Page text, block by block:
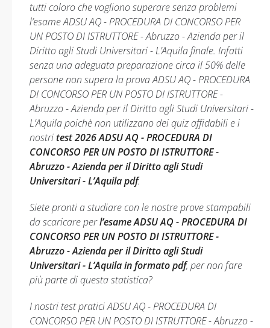
tutti coloro che vogliono superare senza problemi
l’esame ADSU AQ - PROCEDURA DI CONCORSO PER
UN POSTO DI ISTRUTTORE - Abruzzo - Azienda per il
Diritto agli Studi Universitari - L’Aquila finale. Infatti
senza una adeguata preparazione circa il 50% delle
persone non supera la prova ADSU AQ - PROCEDURA
DI CONCORSO PER UN POSTO DI ISTRUTTORE -
Abruzzo - Azienda per il Diritto agli Studi Universitari -
L’Aquila poichè non utilizzano dei quiz affidabili e i
nostri test 2026 ADSU AQ - PROCEDURA DI
CONCORSO PER UN POSTO DI ISTRUTTORE -
Abruzzo - Azienda per il Diritto agli Studi
Universitari - L’Aquila pdf.
Siete pronti a studiare con le nostre prove stampabili
da scaricare perl’esame ADSU AQ - PROCEDURA DI
CONCORSO PER UN POSTO DI ISTRUTTORE -
Abruzzo - Azienda per il Diritto agli Studi
Universitari - L’Aquila in formato pdf, per non fare
più parte di questa statistica?
I nostri test pratici ADSU AQ - PROCEDURA DI
CONCORSO PER UN POSTO DI ISTRUTTORE - Abruzzo -